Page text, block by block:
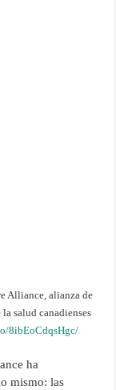
Alliance, alianza de
salud canadienses
8ibEoCdqsHgc/
ha
mismo: las